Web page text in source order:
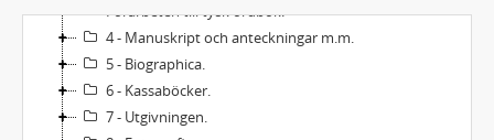
Förarbeten till tysk ordbok.
4 - Manuskript och anteckningar m.m.
5 - Biographica.
6 - Kassaböcker.
7 - Utgivningen.